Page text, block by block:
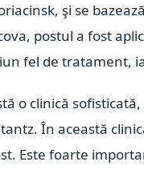
şi se
postul a fost
fel de tratament,
o clinică
În această
Este foarte